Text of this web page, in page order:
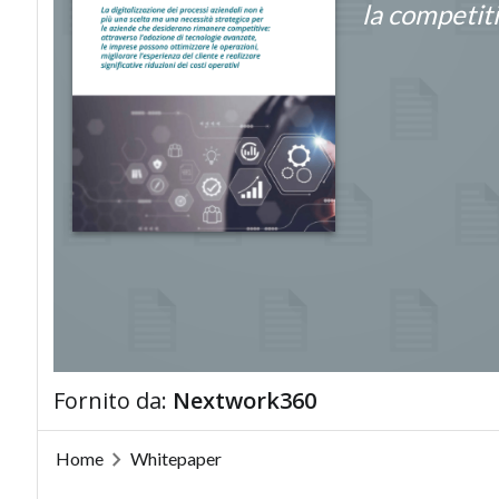
la
Fornito da: Nextwork360
Home Whitepaper